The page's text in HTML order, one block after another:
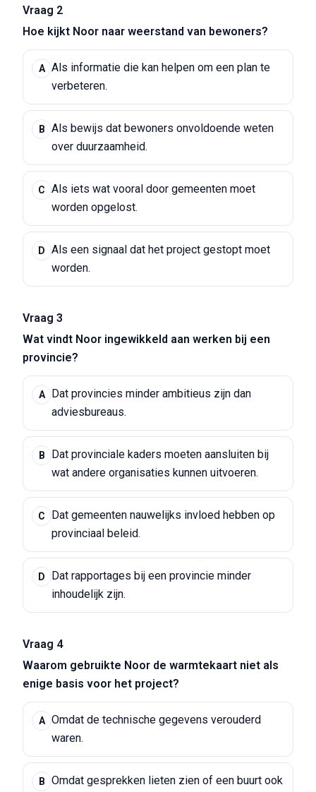
Vraag 2
Hoe kijkt Noor naar weerstand van bewoners?
A Als informatie die kan helpen om een plan te
verbeteren.
B
Als bewijs dat bewoners onvoldoende weten
over duurzaamheid.
C
Als iets wat vooral door gemeenten moet
worden opgelost.
D
Als een signaal dat het project gestopt moet
worden.
Vraag 3
Wat vindt Noor ingewikkeld aan werken bij een
provincie?
A
Dat provincies minder ambitieus zijn dan
adviesbureaus.
B
Dat provinciale kaders moeten aansluiten bij
wat andere organisaties kunnen uitvoeren.
C
Dat gemeenten nauwelijks invloed hebben op
provinciaal beleid.
D
Dat rapportages bij een provincie minder
inhoudelijk zijn.
Vraag 4
Waarom gebruikte Noor de warmtekaart niet als
enige basis voor het project?
A Omdat de technische gegevens verouderd
waren.
B Omdat gesprekken lieten zien of een buurt ook